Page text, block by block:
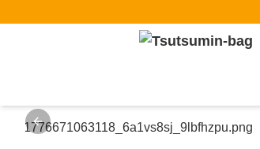
Previous slide